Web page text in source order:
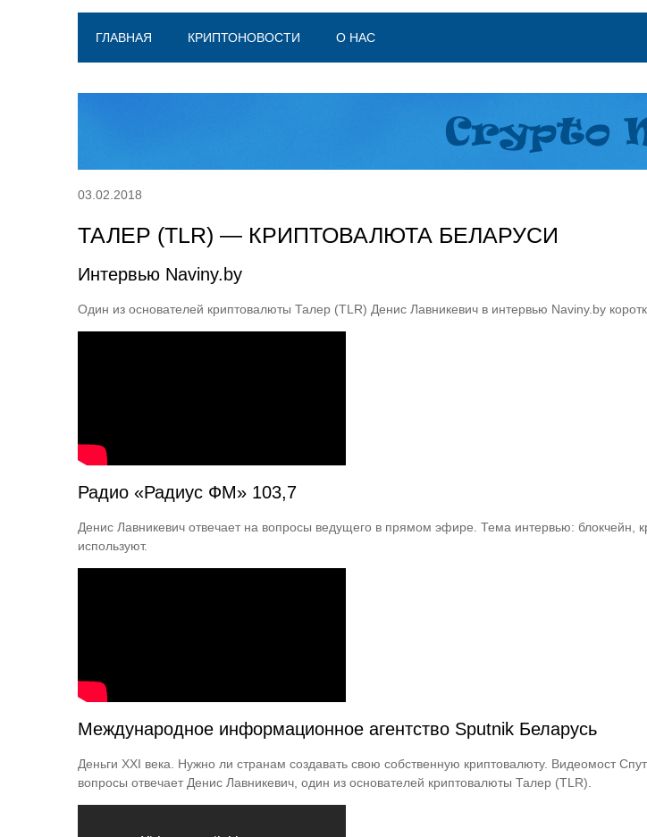
ГЛАВНАЯ КРИПТОНОВОСТИ О НАС
03.02.2018
ТАЛЕР (TLR) — КРИПТОВАЛЮТА БЕЛАРУСИ
Интервью Naviny.by
Один из основателей криптовалюты Талер (TLR) Денис Лавникевич в интервью Naviny.by
Радио «Радиус ФМ» 103,7
Денис Лавникевич отвечает на вопросы ведущего в прямом эфире. Тема интервью: блокчейн,
используют.
Международное информационное агентство Sputnik Беларусь
Деньги XXI века. Нужно ли странам создавать свою собственную криптовалюту. Видеомост
вопросы отвечает Денис Лавникевич, один из основателей криптовалюты Талер (TLR).